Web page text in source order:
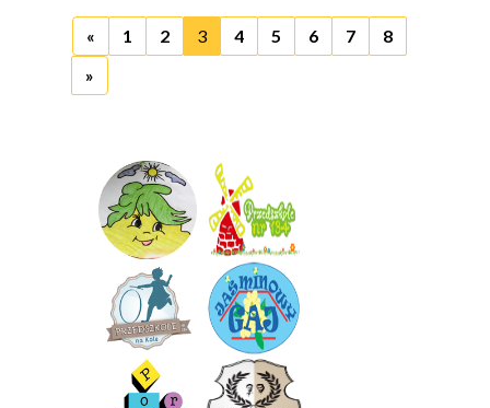
« 1 2 3 4 5 6 7
8
»